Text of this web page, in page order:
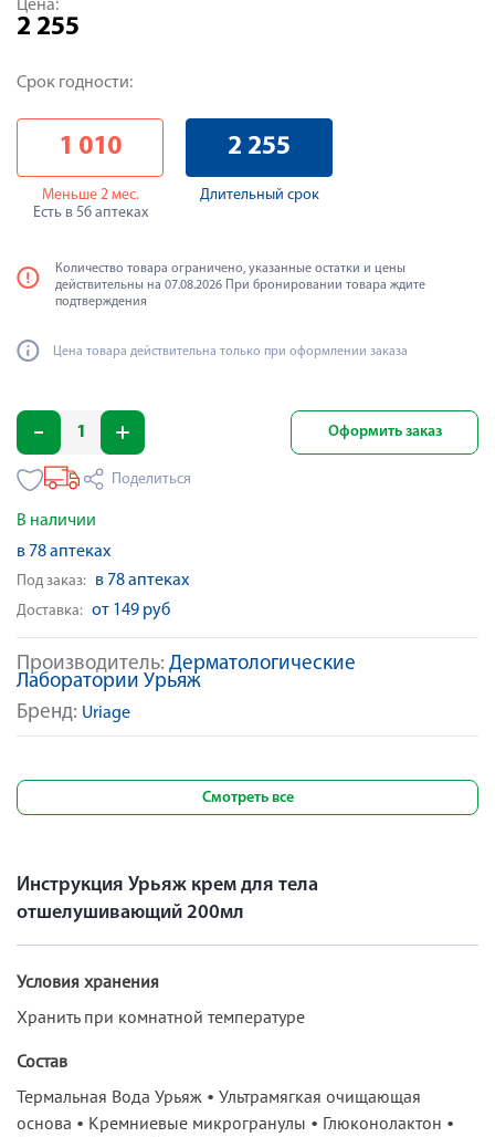
Производитель: Дерматологические
Лаборатории Урьяж
Бренд: Uriage
Цена:
2 255
Срок годности:
1 010
Меньше 2 мес.
Есть в 56 аптеках
2 255
Длительный срок
Количество товара ограничено, указанные остатки и цены
действительны на 07.08.2026 При бронировании товара ждите
подтверждения
Цена товара действительна только при оформлении заказа
Оформить заказ
Поделиться
В наличии
в 78 аптеках
Под заказ: в 78 аптеках
Доставка: от 149 руб
Смотреть все
Инструкция Урьяж крем для тела
отшелушивающий 200мл
Условия хранения
Хранить при комнатной температуре
Состав
Термальная Вода Урьяж • Ультрамягкая очищающая
основа • Кремниевые микрогранулы • Глюконолактон •